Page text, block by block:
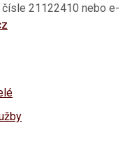
21122410 nebo e-